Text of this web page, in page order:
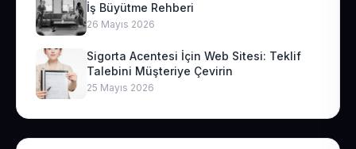
İş Büyütme Rehberi
26 Mayıs 2026
Sigorta Acentesi İçin Web Sitesi: Teklif
Talebini Müşteriye Çevirin
25 Mayıs 2026